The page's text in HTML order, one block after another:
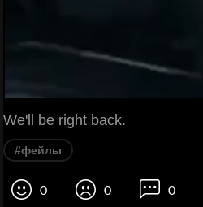
We'll be right back.
#фейлы
0 0 0